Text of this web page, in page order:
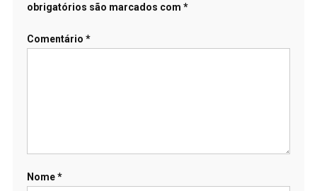
obrigatórios são marcados com *
Comentário *
Nome*